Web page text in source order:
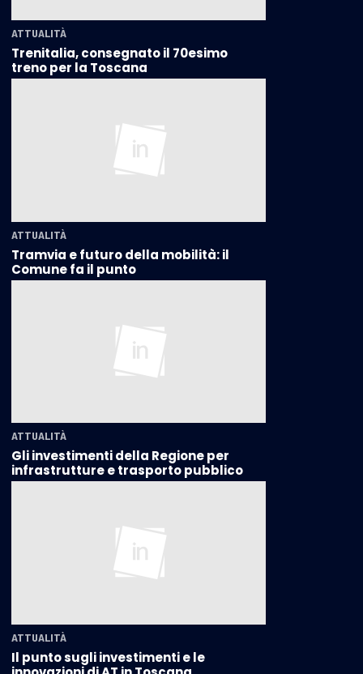
ATTUALITÀ
Trenitalia, consegnato il 70esimo
treno per la Toscana
ATTUALITÀ
Tramvia e futuro della mobilità: il
Comune fa il punto
ATTUALITÀ
Gli investimenti della Regione per
infrastrutture e trasporto pubblico
ATTUALITÀ
Il punto sugli investimenti e le